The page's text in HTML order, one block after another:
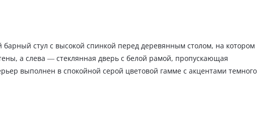
стул с высокой спинкой перед деревянным столом, на котором
а слева — стеклянная дверь с белой рамой, пропускающая
выполнен в спокойной серой цветовой гамме с акцентами темного